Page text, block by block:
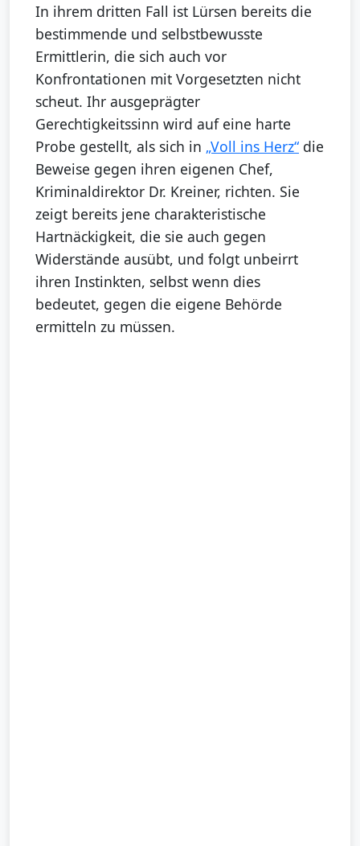
In ihrem dritten Fall ist Lürsen bereits die
bestimmende und selbstbewusste
Ermittlerin, die sich auch vor
Konfrontationen mit Vorgesetzten nicht
scheut. Ihr ausgeprägter
Gerechtigkeitssinn wird auf eine harte
Probe gestellt, als sich in „Voll ins Herz“ die
Beweise gegen ihren eigenen Chef,
Kriminaldirektor Dr. Kreiner, richten. Sie
zeigt bereits jene charakteristische
Hartnäckigkeit, die sie auch gegen
Widerstände ausübt, und folgt unbeirrt
ihren Instinkten, selbst wenn dies
bedeutet, gegen die eigene Behörde
ermitteln zu müssen.